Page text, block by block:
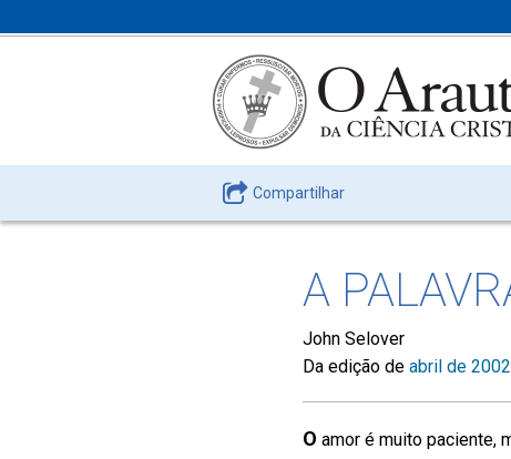
Compartilhar
A
John Selover
Da edição de abril de 2002
O amor é muito paciente,